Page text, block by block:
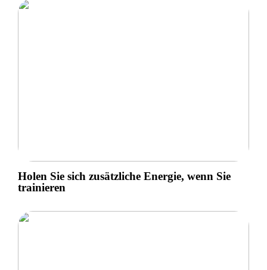
Holen Sie sich zusätzliche Energie, wenn Sie
trainieren